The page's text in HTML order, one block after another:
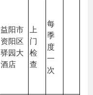
益阳市
资阳区
驿园大
酒店
上
门
检
查
每
季
度
一
次